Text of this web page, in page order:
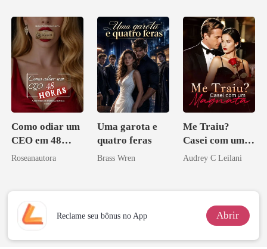
Como odiar um
CEO em 48
horas
Roseanautora
Uma garota e
quatro feras
Brass Wren
Me Traiu?
Casei com um
Magnata
Audrey C Leilani
Reclame seu bônus no App Abrir